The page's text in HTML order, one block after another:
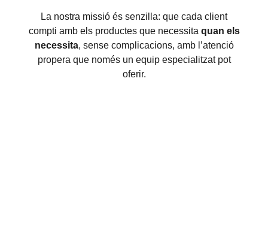
La nostra missió és senzilla: que cada client
compti amb els productes que necessita quan els
necessita, sense complicacions, amb l’atenció
propera que només un equip especialitzat pot
oferir.